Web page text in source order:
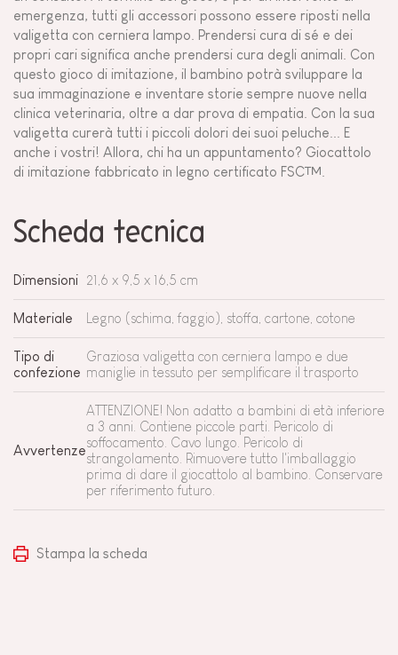
emergenza, tutti gli accessori possono essere riposti nella
valigetta con cerniera lampo. Prendersi cura di sé e dei
propri cari significa anche prendersi cura degli animali. Con
questo gioco di imitazione, il bambino potrà sviluppare la
sua immaginazione e inventare storie sempre nuove nella
clinica veterinaria, oltre a dar prova di empatia. Con la sua
valigetta curerà tutti i piccoli dolori dei suoi peluche... E
anche i vostri! Allora, chi ha un appuntamento? Giocattolo
di imitazione fabbricato in legno certificato FSC™.
Scheda tecnica
Dimensioni 21,6 x 9,5 x 16,5 cm
Materiale Legno (schima, faggio), stoffa, cartone, cotone
Tipo di
confezione
Graziosa valigetta con cerniera lampo e due
maniglie in tessuto per semplificare il trasporto
Avvertenze
ATTENZIONE! Non adatto a bambini di età inferiore
a 3 anni. Contiene piccole parti. Pericolo di
soffocamento. Cavo lungo. Pericolo di
strangolamento. Rimuovere tutto l'imballaggio
prima di dare il giocattolo al bambino. Conservare
per riferimento futuro.
Stampa la scheda